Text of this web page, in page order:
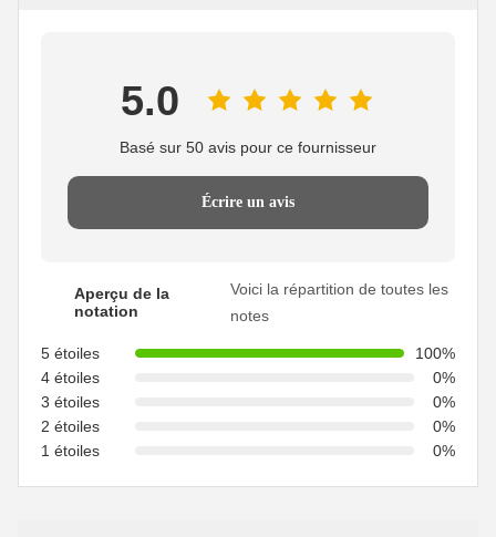
5.0
Basé sur 50 avis pour ce fournisseur
Écrire un avis
Aperçu de la
notation
Voici la répartition de toutes les
notes
5 étoiles
100%
4 étoiles
0%
3 étoiles
0%
2 étoiles
0%
1 étoiles
0%